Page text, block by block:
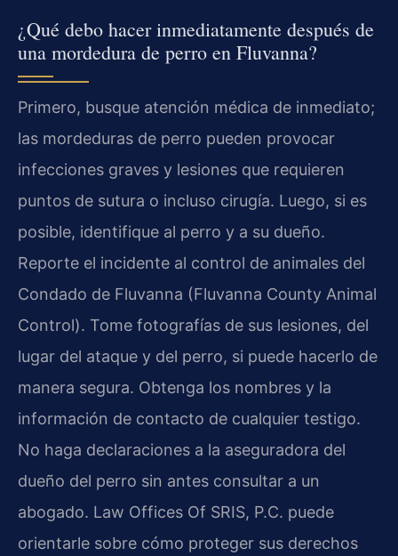
¿Qué debo hacer inmediatamente después de
una mordedura de perro en Fluvanna?
Primero, busque atención médica de inmediato;
las mordeduras de perro pueden provocar
infecciones graves y lesiones que requieren
puntos de sutura o incluso cirugía. Luego, si es
posible, identifique al perro y a su dueño.
Reporte el incidente al control de animales del
Condado de Fluvanna (Fluvanna County Animal
Control). Tome fotografías de sus lesiones, del
lugar del ataque y del perro, si puede hacerlo de
manera segura. Obtenga los nombres y la
información de contacto de cualquier testigo.
No haga declaraciones a la aseguradora del
dueño del perro sin antes consultar a un
abogado. Law Offices Of SRIS, P.C. puede
orientarle sobre cómo proteger sus derechos